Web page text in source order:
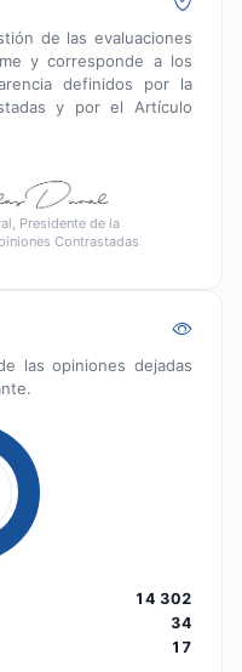
de las evaluaciones
y corresponde a los
definidos por la
y por el Artículo
Presidente de la
Contrastadas
las opiniones dejadas
14 302
34
17